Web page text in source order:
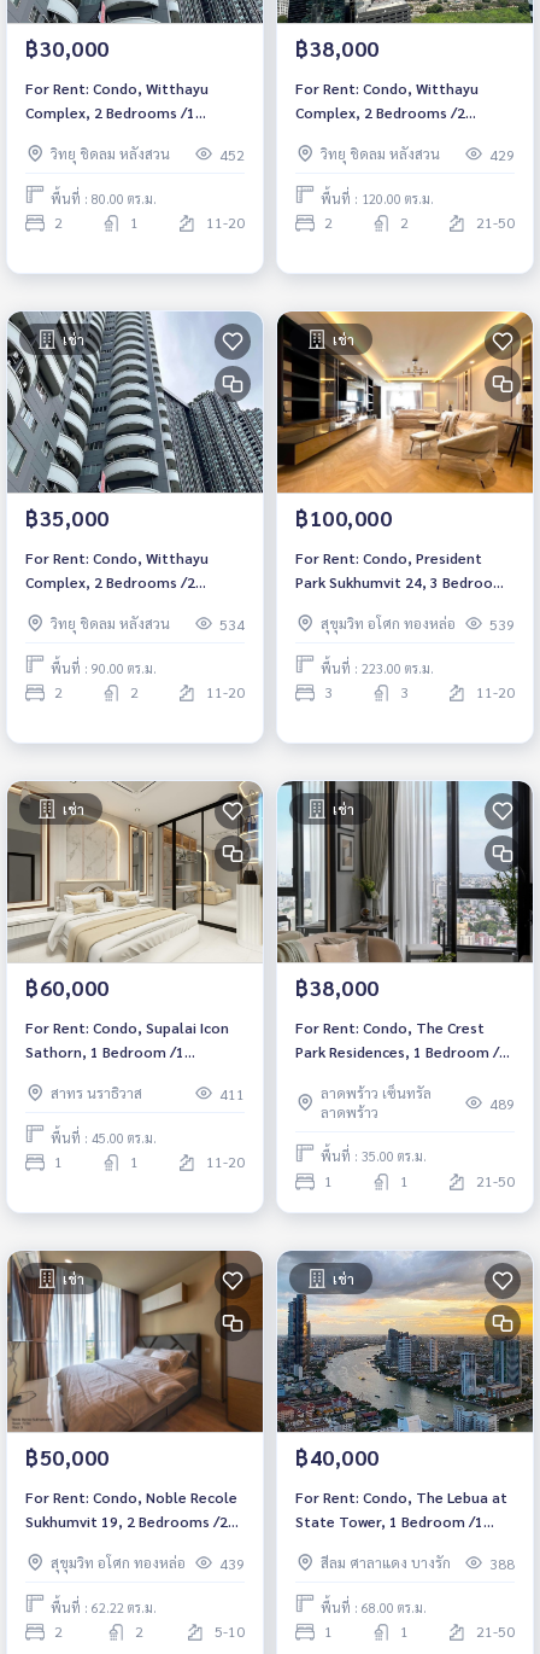
฿30,000
For Rent: Condo, Witthayu
Complex, 2 Bedrooms /1
/High Floor /Pet Friendly &
Ready to move in*
วิทยุ ชิดลม หลังสวน 452
พื้นที่ : 80.00 ตร.ม.
2 1 11-20
฿38,000
For Rent: Condo, Witthayu
Complex, 2 Bedrooms /2
/High Floor /Pet Friendly &
Ready to move in*
วิทยุ ชิดลม หลังสวน 429
พื้นที่ : 120.00 ตร.ม.
2 2 21-50
เช่า
฿35,000
For Rent: Condo, Witthayu
Complex, 2 Bedrooms /2
/High Floor /Pet Friendly &
Ready to move in*
วิทยุ ชิดลม หลังสวน 534
พื้นที่ : 90.00 ตร.ม.
2 2 11-20
เช่า
฿100,000
For Rent: Condo, President
Park Sukhumvit 24, 3 Bedrooms
/High Floor /Pet Friendly &
Ready to move in*
สุขุมวิท อโศก ทองหล่อ 539
พื้นที่ : 223.00 ตร.ม.
3 3 11-20
เช่า
฿60,000
For Rent: Condo, Supalai Icon
Sathorn, 1 Bedroom /1
/High Floor /Ready to move in
January 01, 2025*
สาทร นราธิวาส 411
พื้นที่ : 45.00 ตร.ม.
1 1 11-20
เช่า
฿38,000
For Rent: Condo, The Crest
Park Residences, 1 Bedroom /1
/High Floor /Free WiFi & Ready
to move in 15.11.2024*
ลาดพร้าว เซ็นทรัล
ลาดพร้าว
489
พื้นที่ : 35.00 ตร.ม.
1 1 21-50
เช่า
฿50,000
For Rent: Condo, Noble Recole
Sukhumvit 19, 2 Bedrooms /2
/City View /Balcony & Ready to
move in*
สุขุมวิท อโศก ทองหล่อ 439
พื้นที่ : 62.22 ตร.ม.
2 2 5-10
เช่า
฿40,000
For Rent: Condo, The Lebua at
State Tower, 1 Bedroom /1
/High Floor /River & City View
/Balcony & Ready to move in*
สีลม ศาลาแดง บางรัก 388
พื้นที่ : 68.00 ตร.ม.
1 1 21-50